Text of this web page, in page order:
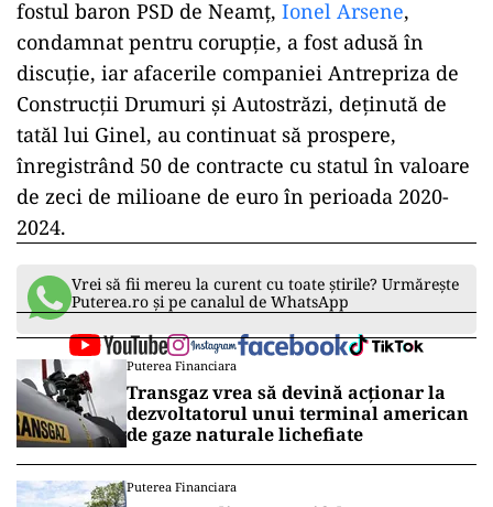
instanța i-a aplicat o pedeapsă orientată spre
minimul de 7 ani.
Este de menționat că această decizie vine în
contextul în care Ginel, alături de alți inculpați,
a fost trimis în judecată în 2016 de către DIICOT
Neamț pentru acuzații de aderare la un grup
infracțional organizat, evaziune fiscală în formă
continuată și complicitate la spălare de bani.
De asemenea, relația strânsă dintre Ginel și
fostul baron PSD de Neamț,Ionel Arsene,
condamnat pentru corupție, a fost adusă în
discuție, iar afacerile companiei Antrepriza de
Construcții Drumuri și Autostrăzi, deținută de
tatăl lui Ginel, au continuat să prospere,
înregistrând 50 de contracte cu statul în valoare